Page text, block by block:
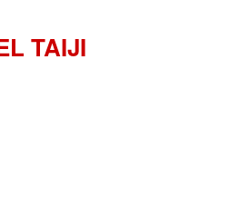
TAIJI